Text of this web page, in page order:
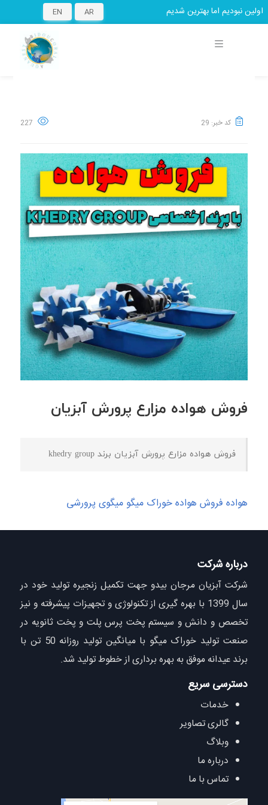
نبودیم اما بهترین شدیم AR
EN
کد خبر: 29 227
فروش هواده مزارع پرورش آبزیان
فروش هواده مزارع پرورش آبزیان برند khedry group
هواده فروش هواده خوراک میگومیگوی پرورشی
درباره شرکت
شرکت آبزیان مرجان بیدو جهت تکمیل زنجیره تولید خود در
سال 1399 با بهره گیری از تکنولوژی و تجهیزات پیشرفته و نیز
تخصص و دانش و سیستم پخت پرس پلت و پخت ثانویه در
صنعت تولید خوراک میگو با میانگین تولید روزانه 50 تن با
برند عیدانه موفق به بهره برداری از خطوط تولید شد.
دسترسی سریع
خدمات
گالری تصاویر
وبلاگ
درباره ما
تماس با ما